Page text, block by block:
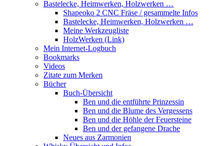
Bastelecke, Heimwerken, Holzwerken …
Shapeoko 2 CNC Fräse / gesammelte Infos
Bastelecke, Heimwerken, Holzwerken …
Meine Werkzeugliste
HolzWerken (Link)
Mein Internet-Logbuch
Bookmarks
Videos
Zitate zum Merken
Bücher
Buch-Übersicht
Ben und die entführte Prinzessin
Ben und die Blume des Vergessens
Ben und die Höhle der Feuersteine
Ben und der gefangene Drache
Neues aus Zarmonien